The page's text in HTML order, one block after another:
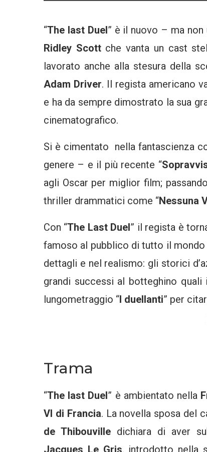
“The last Duel” è il nuovo – ma
Ridley Scottche vanta un cast
lavorato anche alla stesura della
Adam Driver. Il regista americano
e ha da sempre dimostrato la sua
cinematografico.
Si è cimentato nella fantascienza
genere – e il più recente “
agli Oscar per miglior film;
thriller drammatici come “Nessuna
Con “The Last Duel” il regista è
famoso al pubblico di tutto il mondo
dettagli e nel realismo: gli storici
grandi successi al botteghino quali
lungometraggio “I duellanti” per
Trama
“The last Duel” è ambientato nella
VI di Francia. La novella sposa del
de Thibouvilledichiara di aver
Jacques Le Gris, introdotto nella